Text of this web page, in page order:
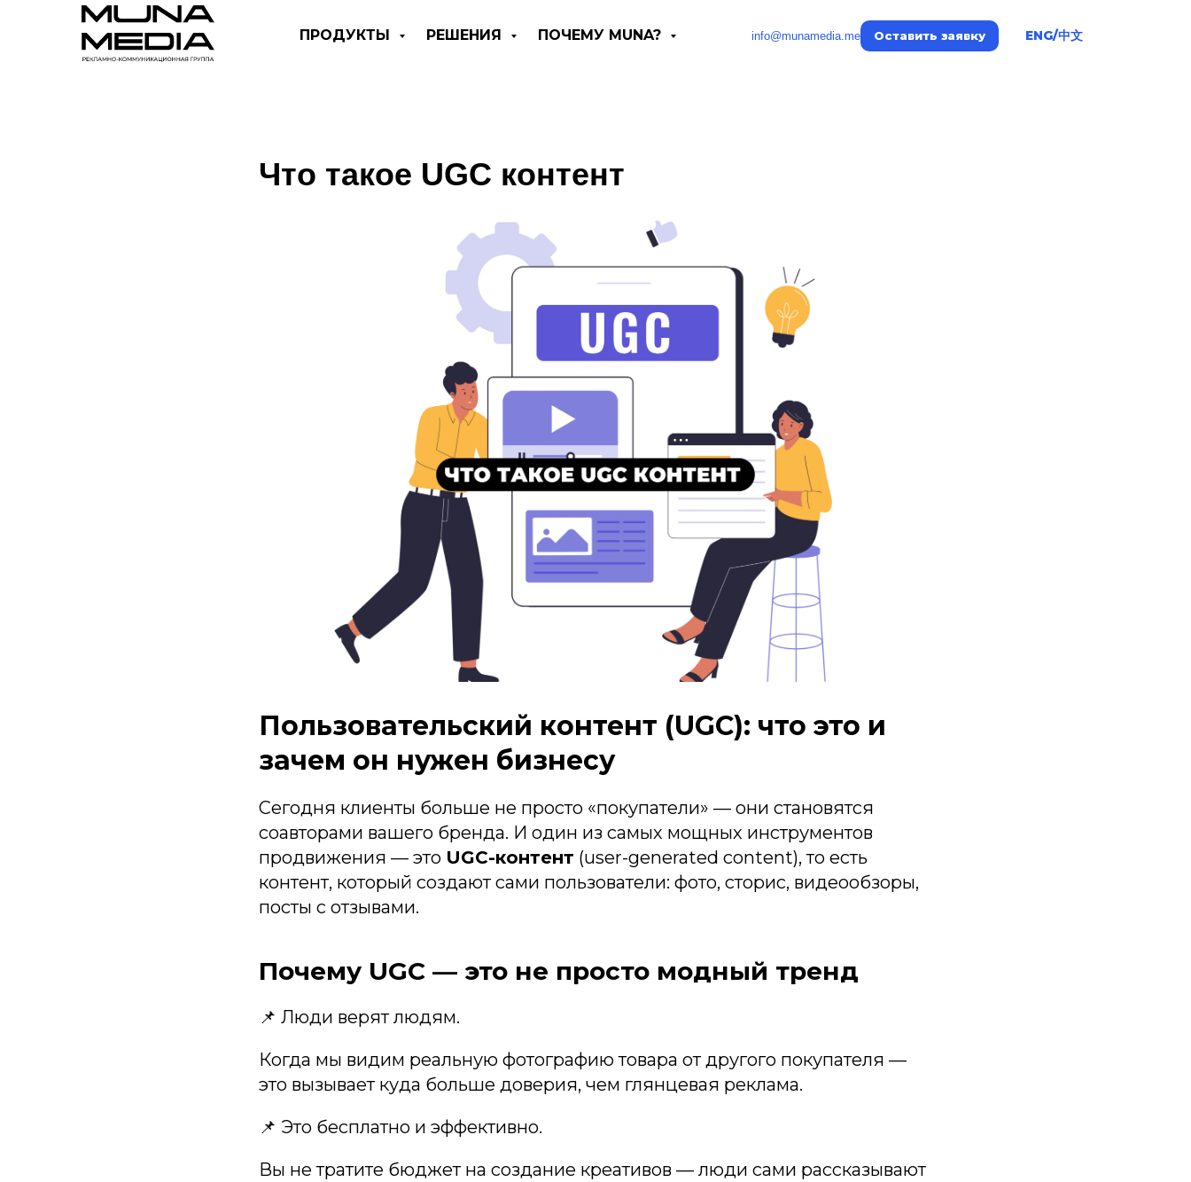
ПРОДУКТЫ РЕШЕНИЯ ПОЧЕМУ MUNA? info@munamedia.me Оставить заявку ENG/中文
Что такое UGC контент
Пользовательский контент (UGC): что это и
зачем он нужен бизнесу
Сегодня клиенты больше не просто «покупатели» — они становятся
соавторами вашего бренда. И один из самых мощных инструментов
продвижения — это UGC-контент (user-generated content), то есть
контент, который создают сами пользователи: фото, сторис, видеообзоры,
посты с отзывами.
Почему UGC — это не просто модный тренд
📌 Люди верят людям.
Когда мы видим реальную фотографию товара от другого покупателя —
это вызывает куда больше доверия, чем глянцевая реклама.
📌 Это бесплатно и эффективно.
Вы не тратите бюджет на создание креативов — люди сами рассказывают